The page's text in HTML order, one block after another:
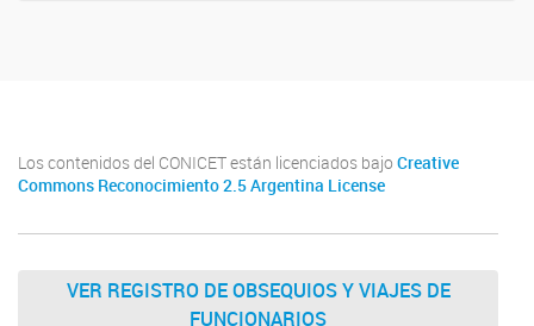
Los contenidos del CONICET están licenciados bajo Creative
Commons Reconocimiento 2.5 Argentina License
VER REGISTRO DE OBSEQUIOS Y VIAJES DE
FUNCIONARIOS